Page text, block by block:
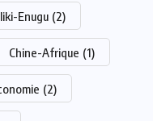
Enugu (2)
Chine-Afrique (1)
(2)